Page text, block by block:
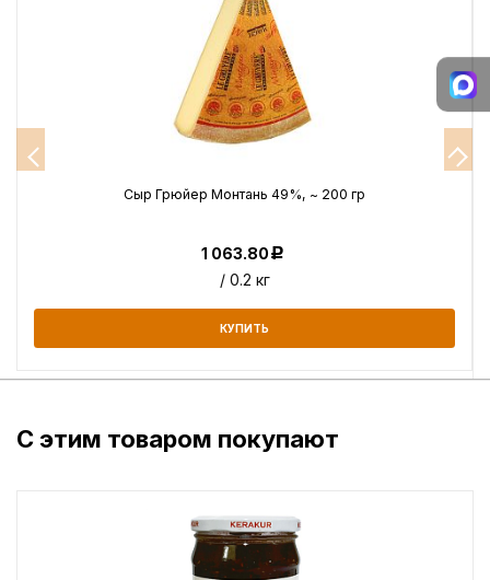
Сыр Грюйер Монтань 49%, ~ 200 гр
1 063.80Р
/ 0.2 кг
КУПИТЬ
С этим товаром покупают